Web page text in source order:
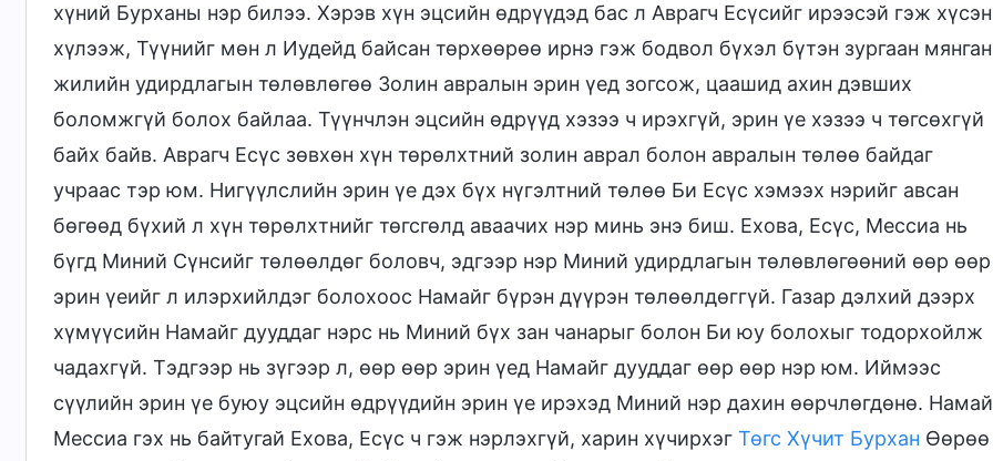
хүний Бурханы нэр билээ. Хэрэв хүн эцсийн өдрүүдэд бас л Аврагч Есүсийг ирээсэй гэж хүсэн
хүлээж, Түүнийг мөн л Иудейд байсан төрхөөрөө ирнэ гэж бодвол бүхэл бүтэн зургаан мянган
жилийн удирдлагын төлөвлөгөө Золин авралын эрин үед зогсож, цаашид ахин дэвших
боломжгүй болох байлаа. Түүнчлэн эцсийн өдрүүд хэзээ ч ирэхгүй, эрин үе хэзээ ч төгсөхгүй
байх байв. Аврагч Есүс зөвхөн хүн төрөлхтний золин аврал болон авралын төлөө байдаг
учраас тэр юм. Нигүүлслийн эрин үе дэх бүх нүгэлтний төлөө Би Есүс хэмээх нэрийг авсан
бөгөөд бүхий л хүн төрөлхтнийг төгсгөлд аваачих нэр минь энэ биш. Ехова, Есүс, Мессиа нь
бүгд Миний Сүнсийг төлөөлдөг боловч, эдгээр нэр Миний удирдлагын төлөвлөгөөний өөр өөр
эрин үеийг л илэрхийлдэг болохоос Намайг бүрэн дүүрэн төлөөлдөггүй. Газар дэлхий дээрх
хүмүүсийн Намайг дууддаг нэрс нь Миний бүх зан чанарыг болон Би юу болохыг тодорхойлж
чадахгүй. Тэдгээр нь зүгээр л, өөр өөр эрин үед Намайг дууддаг өөр өөр нэр юм. Иймээс
сүүлийн эрин үе буюу эцсийн өдрүүдийн эрин үе ирэхэд Миний нэр дахин өөрчлөгдөнө.
Мессиа гэх нь байтугай Ехова, Есүс ч гэж нэрлэхгүй, харин хүчирхэг Төгс Хүчит Бурхан Өөрөө